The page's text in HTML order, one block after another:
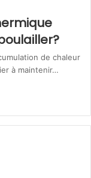
de chaleur
à maintenir…